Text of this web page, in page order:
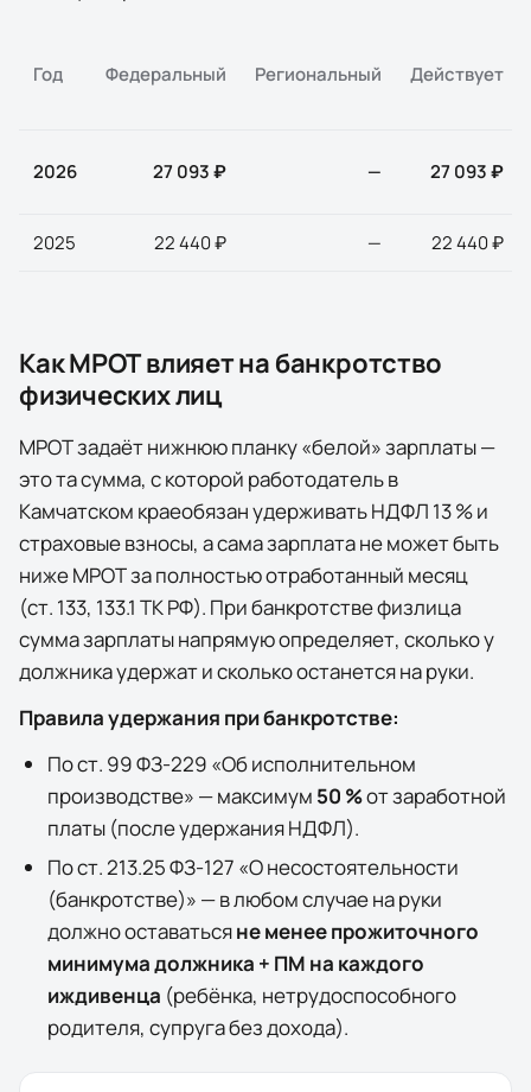
Год Федеральный Региональный Действует
2026 27 093 ₽ — 27 093 ₽
2025 22 440 ₽ — 22 440 ₽
Как МРОТ влияет на банкротство
физических лиц
МРОТ задаёт нижнюю планку «белой» зарплаты —
это та сумма, с которой работодатель в
Камчатском краеобязан удерживать НДФЛ 13 % и
страховые взносы, а сама зарплата не может быть
ниже МРОТ за полностью отработанный месяц
(ст. 133, 133.1 ТК РФ). При банкротстве физлица
сумма зарплаты напрямую определяет, сколько у
должника удержат и сколько останется на руки.
Правила удержания при банкротстве:
По ст. 99 ФЗ-229 «Об исполнительном
производстве» — максимум 50 %от заработной
платы (после удержания НДФЛ).
По ст. 213.25 ФЗ-127 «О несостоятельности
(банкротстве)» — в любом случае на руки
должно оставатьсяне менее прожиточного
минимума должника + ПМ на каждого
иждивенца (ребёнка, нетрудоспособного
родителя, супруга без дохода).